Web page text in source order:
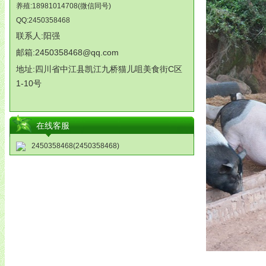
养殖:18981014708(微信同号)
QQ:2450358468
联系人:阳强
邮箱:2450358468@qq.com
地址:四川省中江县凯江九桥猫儿咀美食街C区
1-10号
在线客服
2450358468(2450358468)